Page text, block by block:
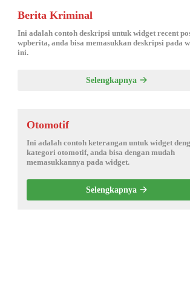
Berita Kriminal
Ini adalah contoh deskripsi untuk widget recent
wpberita, anda bisa memasukkan deskripsi pada
ini.
Selengkapnya
Otomotif
Ini adalah contoh keterangan untuk widget
kategori otomotif, anda bisa dengan mudah
memasukkannya pada widget.
Selengkapnya